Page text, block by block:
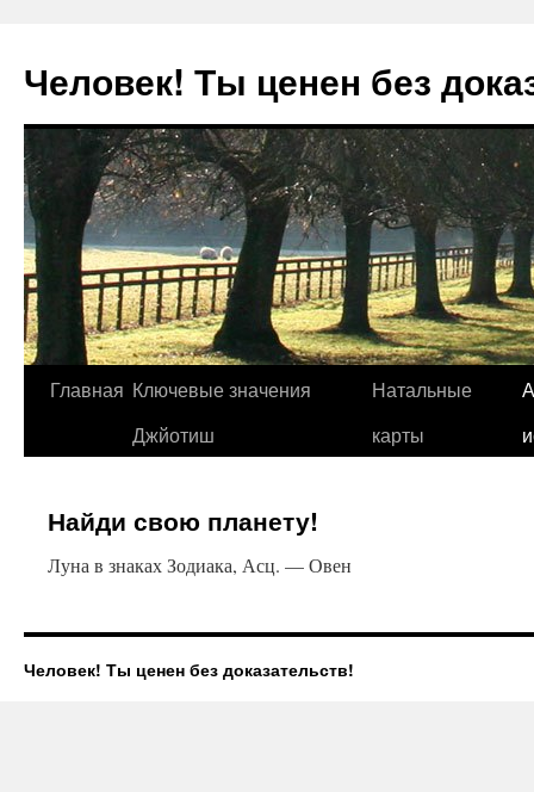
Человек! Ты ценен без
Перейти
Главная Ключевые значения
Джйотиш
Натальные
карты
Найди свою планету!
Луна в знаках Зодиака, Асц. — Овен
Человек! Ты ценен без доказательств!